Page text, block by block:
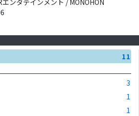
エンタテインメント / MONOHON
11
3
1
1